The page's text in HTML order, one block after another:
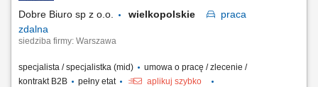
Dobre Biuro sp z o.o. wielkopolskie
praca
zdalna
siedziba firmy: Warszawa
specjalista / specjalistka (mid)
umowa o pracę / zlecenie /
kontrakt B2B
pełny etat
aplikuj szybko